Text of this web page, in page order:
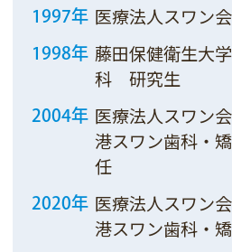
1997年 医療法人スワン
1998年 藤田保健衛生大
科 研究生
2004年 医療法人スワン会
港スワン歯科・
任
2020年 医療法人スワン会
港スワン歯科・